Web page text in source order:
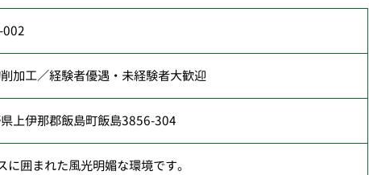
加工／経験者優遇・未経験者大歓迎
上伊那郡飯島町飯島3856-304
に囲まれた風光明媚な環境です。